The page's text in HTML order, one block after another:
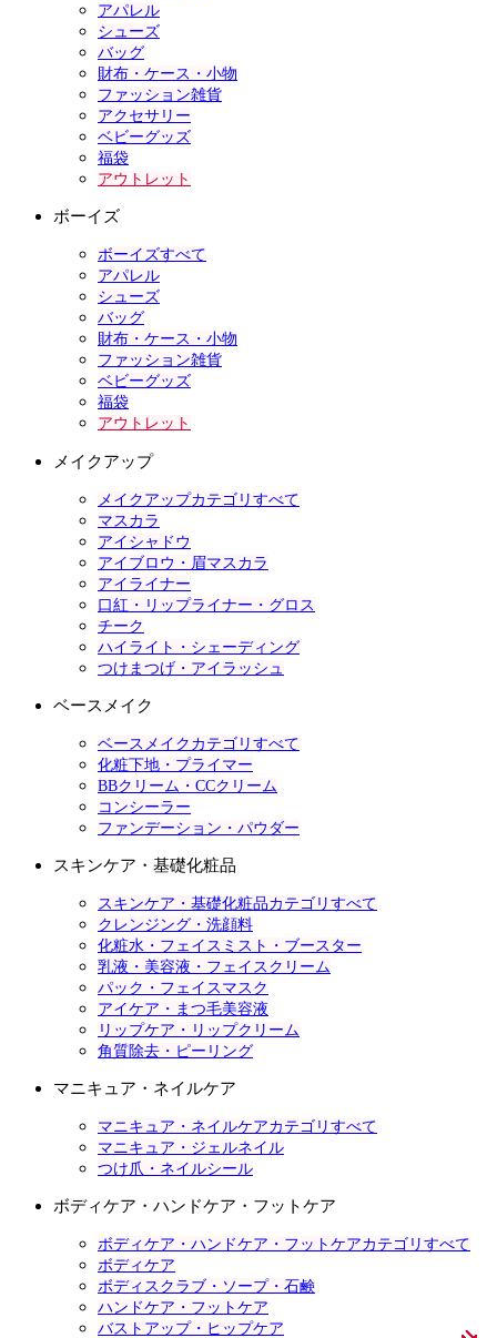
アパレル
シューズ
バッグ
財布・ケース・小物
ファッション雑貨
アクセサリー
ベビーグッズ
福袋
アウトレット
ボーイズ
ボーイズすべて
アパレル
シューズ
バッグ
財布・ケース・小物
ファッション雑貨
ベビーグッズ
福袋
アウトレット
メイクアップ
メイクアップカテゴリすべて
マスカラ
アイシャドウ
アイブロウ・眉マスカラ
アイライナー
口紅・リップライナー・グロス
チーク
ハイライト・シェーディング
つけまつげ・アイラッシュ
ベースメイク
ベースメイクカテゴリすべて
化粧下地・プライマー
BBクリーム・CCクリーム
コンシーラー
ファンデーション・パウダー
スキンケア・基礎化粧品
スキンケア・基礎化粧品カテゴリすべて
クレンジング・洗顔料
化粧水・フェイスミスト・ブースター
乳液・美容液・フェイスクリーム
パック・フェイスマスク
アイケア・まつ毛美容液
リップケア・リップクリーム
角質除去・ピーリング
マニキュア・ネイルケア
マニキュア・ネイルケアカテゴリすべて
マニキュア・ジェルネイル
つけ爪・ネイルシール
ボディケア・ハンドケア・フットケア
ボディケア・ハンドケア・フットケアカテゴリすべて
ボディケア
ボディスクラブ・ソープ・石鹸
ハンドケア・フットケア
バストアップ・ヒップケア